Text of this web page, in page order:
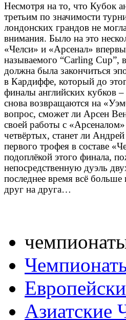
Несмотря на то, что Кубок
третьим по значимости
лондонских грандов не
внимания. Было на это
«Челси» и «Арсенал»
называемого “Carling Cup”,
должна была закончиться
в Кардиффе, который до
финалы английских кубков
снова возвращаются на
вопрос, сможет ли Арсен
своей работы с
четвёртых, станет ли
первого трофея в составе
подоплёкой этого финала,
непосредственную дуэль
последнее время всё
друг на друга…
Азиатские